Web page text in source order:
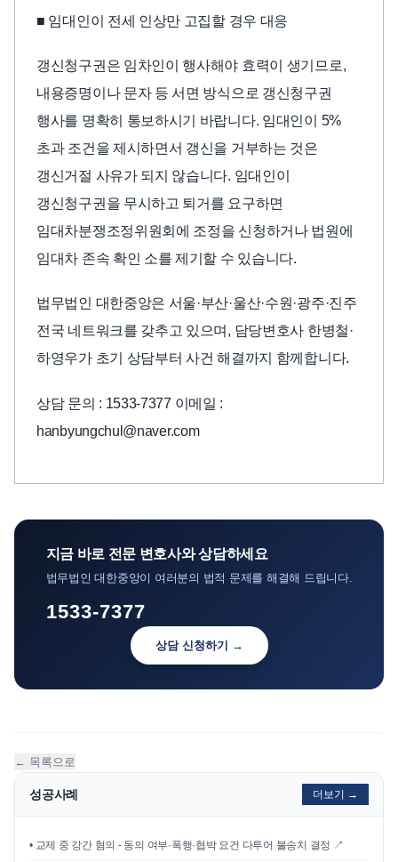
■ 임대인이 전세 인상만 고집할 경우 대응
갱신청구권은 임차인이 행사해야 효력이 생기므로,
내용증명이나 문자 등 서면 방식으로 갱신청구권
행사를 명확히 통보하시기 바랍니다. 임대인이 5%
초과 조건을 제시하면서 갱신을 거부하는 것은
갱신거절 사유가 되지 않습니다. 임대인이
갱신청구권을 무시하고 퇴거를 요구하면
임대차분쟁조정위원회에 조정을 신청하거나 법원에
임대차 존속 확인 소를 제기할 수 있습니다.
법무법인 대한중앙은 서울·부산·울산·수원·광주·진주
전국 네트워크를 갖추고 있으며, 담당변호사 한병철·
하영우가 초기 상담부터 사건 해결까지 함께합니다.
상담 문의 : 1533-7377 이메일 :
hanbyungchul@naver.com
지금 바로 전문 변호사와 상담하세요
법무법인 대한중앙이 여러분의 법적 문제를 해결해 드립니다.
1533-7377
상담 신청하기 →
← 목록으로
성공사례 더보기 →
• 교제 중 강간 혐의 - 동의 여부·폭행·협박 요건 다투어 불송치 결정 ↗